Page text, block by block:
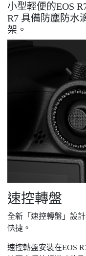
小型輕便的EOS
R7 具備防塵防水
架。
速控轉盤
全新「速控轉盤」設
快捷。
速控轉盤安裝在EOS